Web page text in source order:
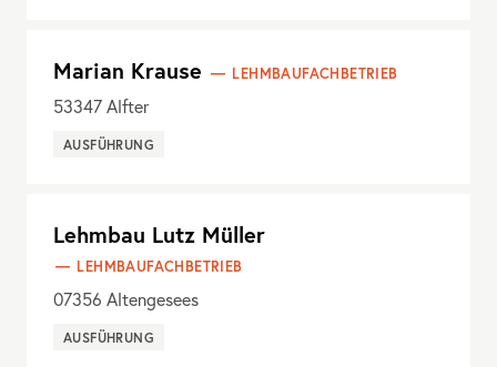
Marian Krause LEHMBAUFACHBETRIEB
53347Alfter
AUSFÜHRUNG
Lehmbau Lutz Müller
LEHMBAUFACHBETRIEB
07356 Altengesees
AUSFÜHRUNG